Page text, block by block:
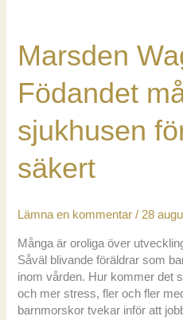
Marsden
Födandet
sjukhusen
säkert
Lämna en kommentar /28
Många är oroliga över
Såväl blivande föräldrar som
inom vården. Hur kommer det
och mer stress, fler och fler
barnmorskor tvekar inför att